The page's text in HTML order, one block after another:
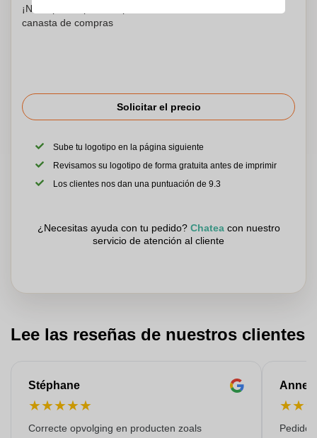
¡No te preocupes! Simplemente suba sus archivos a la
canasta de compras
Solicitar el precio
Sube tu logotipo en la página siguiente
Revisamos su logotipo de forma gratuita antes de imprimir
Los clientes nos dan una puntuación de 9.3
¿Necesitas ayuda con tu pedido? Chateacon nuestro
servicio de atención al cliente
Lee las reseñas de nuestros clientes
Stéphane
★★★★★
Correcte opvolging en producten zoals
Anne-
★★
Pedido